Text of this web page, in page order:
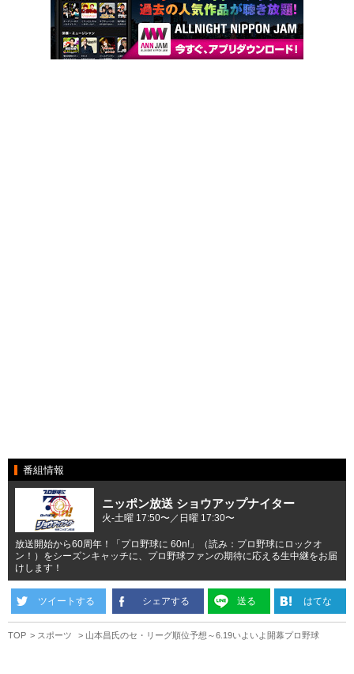
番組情報
ニッポン放送 ショウアップナイター
火-土曜 17:50〜／日曜 17:30〜
放送開始から60周年！「プロ野球に 60n!」（読み：プロ野球にロックオ
ン！）をシーズンキャッチに、プロ野球ファンの期待に応える生中継をお届
けします！
ツイートする シェアする 送る はてな
TOP スポーツ 山本昌氏のセ・リーグ順位予想～6.19いよいよ開幕プロ野球